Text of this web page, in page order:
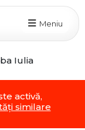
Meniu
Iulia
activă,
similare